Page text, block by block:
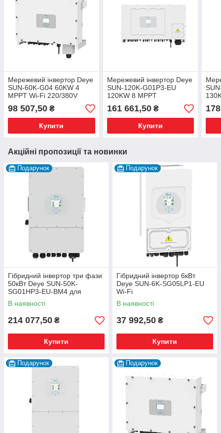
Мережевий інвертор Deye
SUN-60K-G04 60KW 4
MPPT Wi-Fi 220/380V
трифазний
98 507,50 ₴
Купити
Мережевий інвертор Deye
SUN-120K-G01P3-EU
120KW 8 MPPT
трифазний
161 661,50₴
Купити
Акційні пропозиції та новинки
Подарунок
Гібридний інвертор три фази
50кВт Deye SUN-50K-
SG01HP3-EU-BM4 для
сонячної електростанції
В наявності
214 077,50 ₴
Купити
Подарунок
Гібридний інвертор 6кВт
Deye SUN-6K-SG05LP1-EU
Wi-Fi
В наявності
37 992,50 ₴
Купити
Подарунок Подарунок